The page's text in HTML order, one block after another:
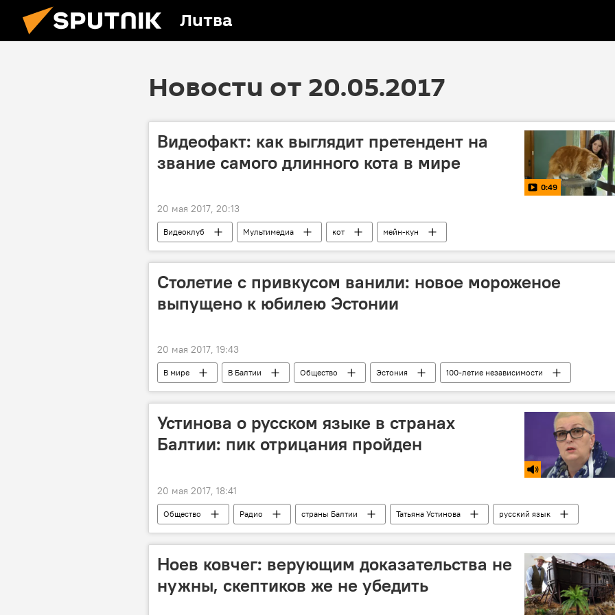
Литва
Новости от 20.05.2017
Видеофакт: как выглядит претендент на
звание самого длинного кота в мире
0:49
20 мая 2017, 20:13
Видеоклуб Мультимедиа кот мейн-кун
Столетие с привкусом ванили: новое мороженое
выпущено к юбилею Эстонии
20 мая 2017, 19:43
В мире В Балтии Общество Эстония
100-летие независимости
мороженое
Устинова о русском языке в странах
Балтии: пик отрицания пройден
20 мая 2017, 18:41
Общество Радио страны Балтии Татьяна Устинова русский язык
Ноев ковчег: верующим доказательства не
нужны, скептиков же не убедить